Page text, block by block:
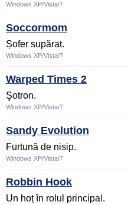
Windows XP/Vista/7
Soccormom
Șofer supărat.
Windows XP/Vista/7
Warped Times 2
Şotron.
Windows XP/Vista/7
Sandy Evolution
Furtună de nisip.
Windows XP/Vista/7
Robbin Hook
Un hoț în rolul principal.